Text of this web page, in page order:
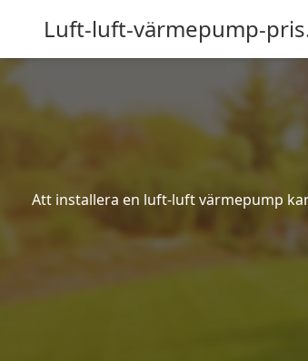
Luft-luft-värmepump-
Att installera en luft-luft värmepump